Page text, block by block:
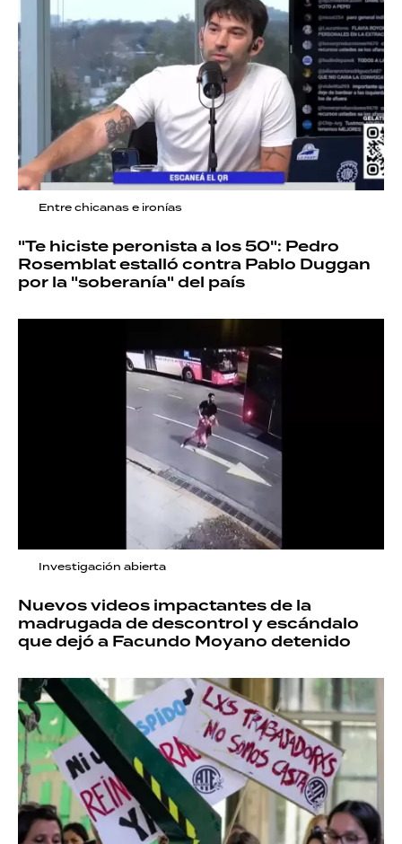
Entre chicanas e ironías
"Te hiciste peronista a los 50": Pedro
Rosemblat estalló contra Pablo Duggan
por la "soberanía" del país
Investigación abierta
Nuevos videos impactantes de la
madrugada de descontrol y escándalo
que dejó a Facundo Moyano detenido